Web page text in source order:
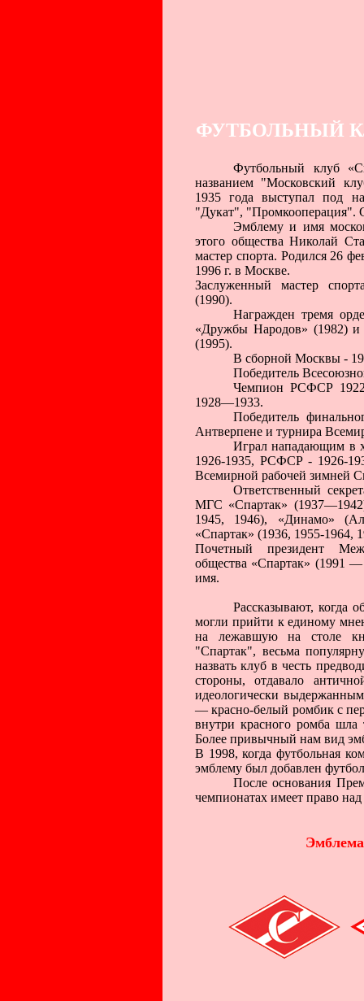
ФУТБОЛЬНЫЙ
Футбольный клуб
названием "Московский
1935 года выступал под
"Дукат", "Промкооперация".
Эмблему и имя
этого общества Николай
мастер спорта. Родился 26
1996 г. в Москве.
Заслуженный мастер
(1990).
Награжден тремя
«Дружбы Народов» (1982) и
(1995).
В сборной Москвы -
Победитель
Чемпион РСФСР
1928—1933.
Победитель
Антверпене и турнира
Играл нападающим в
1926-1935, РСФСР - 1926-
Всемирной рабочей зимней
Ответственный
МГС «Спартак»
1945, 1946), «Динамо»
«Спартак» (1936, 1955-1964,
Почетный президент
общества «Спартак» (1991 —
имя.
Рассказывают, когда
могли прийти к единому
на лежавшую на столе
"Спартак", весьма
назвать клуб в честь
стороны, отдавало
идеологически
— красно-белый ромбик с
внутри красного ромба шла
Более привычный нам вид
В 1998, когда футбольная
эмблему был добавлен
После основания
чемпионатах имеет право